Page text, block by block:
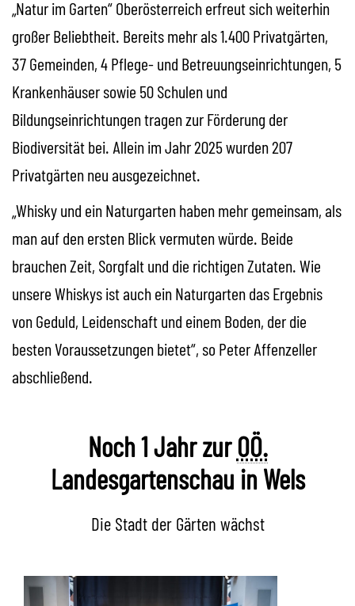
„Natur im Garten“ Oberösterreich erfreut sich weiterhin
großer Beliebtheit. Bereits mehr als 1.400 Privatgärten,
37 Gemeinden, 4 Pflege- und Betreuungseinrichtungen, 5
Krankenhäuser sowie 50 Schulen und
Bildungseinrichtungen tragen zur Förderung der
Biodiversität bei. Allein im Jahr 2025 wurden 207
Privatgärten neu ausgezeichnet.
„Whisky und ein Naturgarten haben mehr gemeinsam, als
man auf den ersten Blick vermuten würde. Beide
brauchen Zeit, Sorgfalt und die richtigen Zutaten. Wie
unsere Whiskys ist auch ein Naturgarten das Ergebnis
von Geduld, Leidenschaft und einem Boden, der die
besten Voraussetzungen bietet“, so Peter Affenzeller
abschließend.
Noch 1 Jahr zurOÖ.
Landesgartenschau in Wels
Die Stadt der Gärten wächst